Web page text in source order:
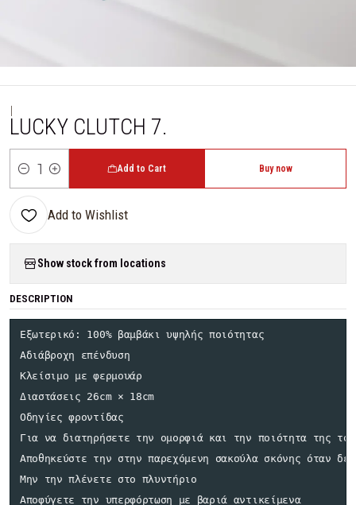
|
LUCKY CLUTCH 7.
Quantity
Add to Cart Buy now
Add to Wishlist
Show stock from locations
DESCRIPTION
Εξωτερικό: 100% βαμβάκι υψηλής ποιότητας
Αδιάβροχη επένδυση
Κλείσιμο με φερμουάρ
Διαστάσεις 26cm × 18cm
Οδηγίες φροντίδας
Για να διατηρήσετε την ομορφιά και την ποιότητα της
Αποθηκεύστε την στην παρεχόμενη σακούλα σκόνης όταν
Μην την πλένετε στο πλυντήριο
Αποφύγετε την υπερφόρτωση με βαριά αντικείμενα